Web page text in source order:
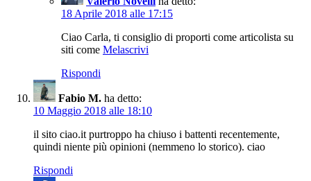
18 Aprile 2018 alle 17:15
Ciao Carla, ti consiglio di proporti come articolista su
siti come Melascrivi
Rispondi
Fabio M. ha detto:
10 Maggio 2018 alle 18:10
il sito ciao.it purtroppo ha chiuso i battenti recentemente,
quindi niente più opinioni (nemmeno lo storico). ciao
Rispondi